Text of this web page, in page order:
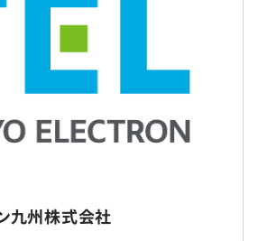
本県合志市福原1-1
線／原水駅
手当17,000円～10,5000円／月 *
独身寮制度適用なしの場合：
円～
九州株式会社